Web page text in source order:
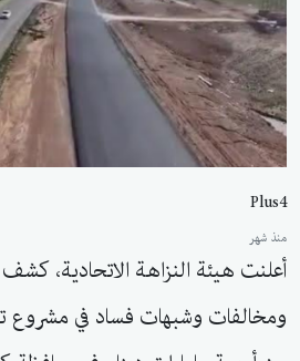
Plus4
منذ شهر
أعلنت هيئة النزاهة الاتحادية،
ومخالفات وشبهات فساد في مشروع